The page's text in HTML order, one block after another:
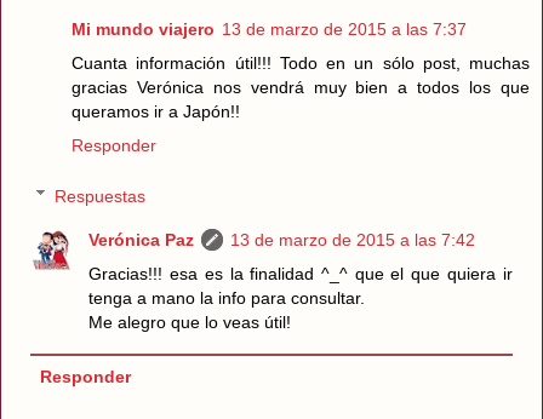
Mi mundo viajero 13 de marzo de 2015 a las 7:37
Cuanta información útil!!! Todo en un sólo post, muchas
gracias Verónica nos vendrá muy bien a todos los que
queramos ir a Japón!!
Responder
Respuestas
Verónica Paz
13 de marzo de 2015 a las 7:42
Gracias!!! esa es la finalidad ^_^ que el que quiera ir
tenga a mano la info para consultar.
Me alegro que lo veas útil!
Responder